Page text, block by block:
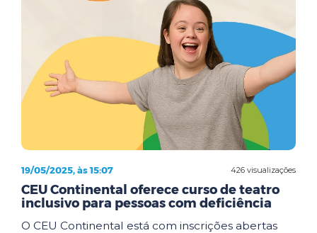
426 visualizações
19/05/2025, às 15:07
CEU Continental oferece curso de teatro
inclusivo para pessoas com deficiência
O CEU Continental está com inscrições abertas